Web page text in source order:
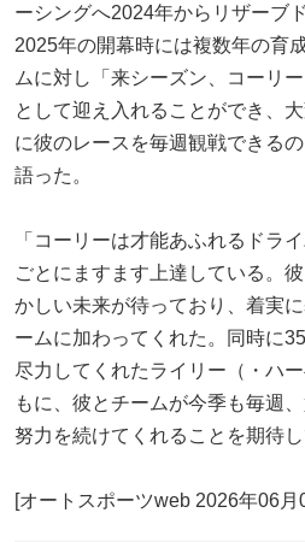
ーシングへ2024年からリザーブ
2025年の開幕時には複数年の育
ムに対し「来シーズン、コーリ
として迎え入れることができ、
に彼のレースを毎週観戦できる
語った。
「コーリーは才能あふれるドラ
ごとにますます上達している。
かしい未来が待っており、着実
ームに加わってくれた。同時に
尽力してくれたライリー（・ハ
もに、彼とチームが今季も毎週
努力を続けてくれることを期待し
[オートスポーツweb 2026年06月